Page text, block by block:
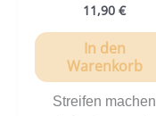
11,90 €
In den
Warenkorb
Streifen machen